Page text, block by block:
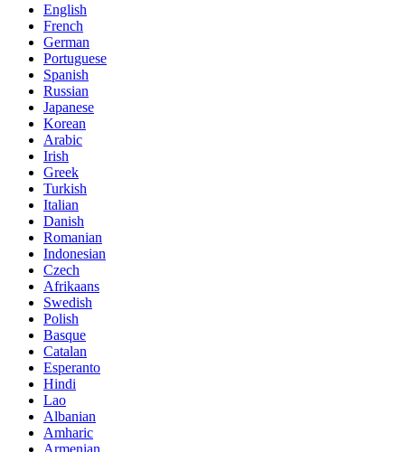
English
French
German
Portuguese
Spanish
Russian
Japanese
Korean
Arabic
Irish
Greek
Turkish
Italian
Danish
Romanian
Indonesian
Czech
Afrikaans
Swedish
Polish
Basque
Catalan
Esperanto
Hindi
Lao
Albanian
Amharic
Armenian